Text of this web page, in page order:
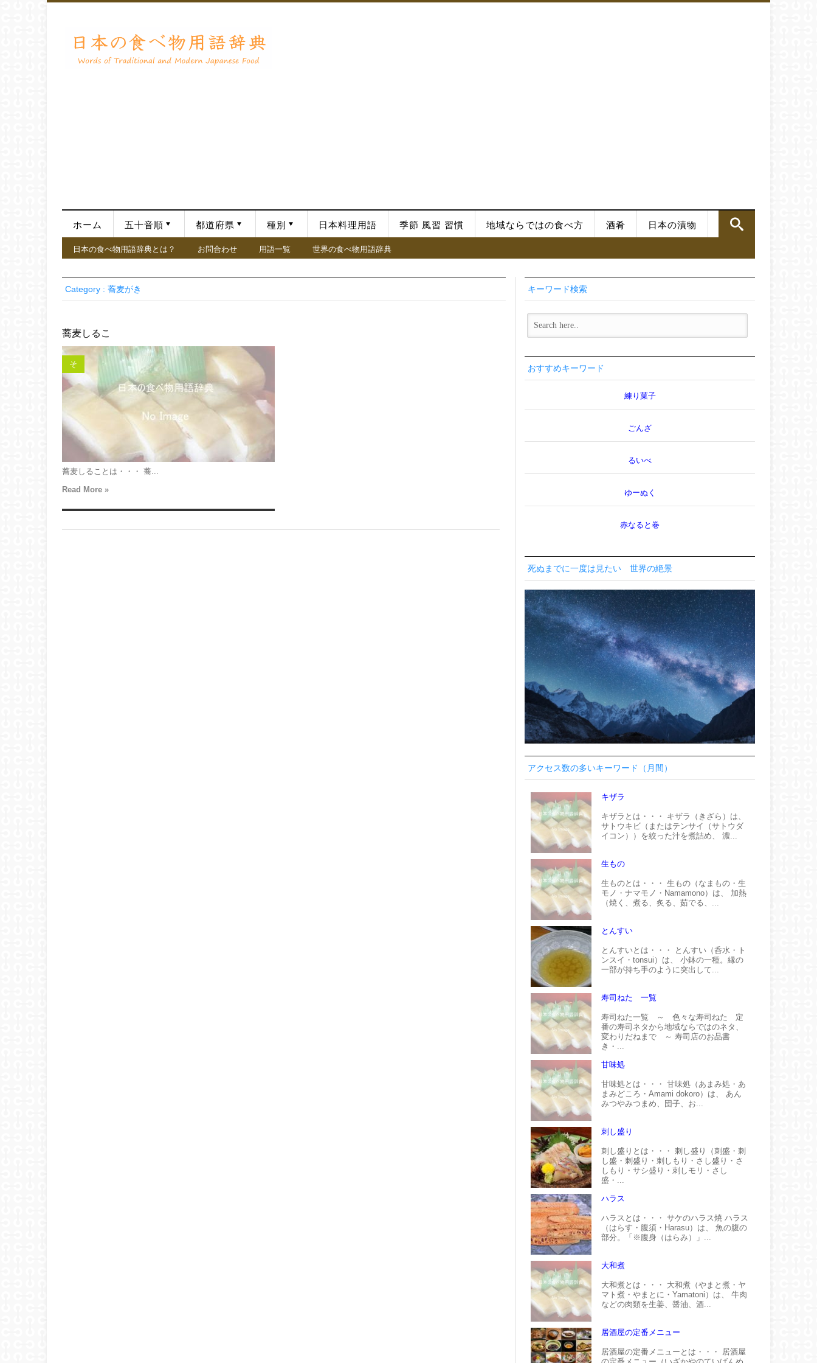
ホーム 五十音順 都道府県 種別 日本料理用語 季節 風習 習慣 地域ならではの食べ方 酒肴 日本の漬物
日本の食べ物用語辞典とは？ お問合わせ 用語一覧 世界の食べ物用語辞典
Category : 蕎麦がき
蕎麦しるこ
そ
蕎麦しることは・・・ 蕎...
Read More »
キーワード検索
おすすめキーワード
練り菓子
ごんざ
るいべ
ゆーぬく
赤なると巻
死ぬまでに一度は見たい 世界の絶景
アクセス数の多いキーワード（月間）
キザラ
キザラとは・・・ キザラ（きざら）は、
サトウキビ（またはテンサイ（サトウダ
イコン））を絞った汁を煮詰め、 濃...
生もの
生ものとは・・・ 生もの（なまもの・生
モノ・ナマモノ・Namamono）は、 加熱
（焼く、煮る、炙る、茹でる、...
とんすい
とんすいとは・・・ とんすい（呑水・ト
ンスイ・tonsui）は、 小鉢の一種。縁の
一部が持ち手のように突出して...
寿司ねた 一覧
寿司ねた一覧 ～ 色々な寿司ねた 定
番の寿司ネタから地域ならではのネタ、
変わりだねまで ～ 寿司店のお品書
き・...
甘味処
甘味処とは・・・ 甘味処（あまみ処・あ
まみどころ・Amami dokoro）は、 あん
みつやみつまめ、団子、お...
刺し盛り
刺し盛りとは・・・ 刺し盛り（刺盛・刺
し盛・刺盛り・刺しもり・さし盛り・さ
しもり・サシ盛り・刺しモリ・さし
盛・...
ハラス
ハラスとは・・・ サケのハラス焼 ハラス
（はらす・腹須・Harasu）は、 魚の腹の
部分。「※腹身（はらみ）」...
大和煮
大和煮とは・・・ 大和煮（やまと煮・ヤ
マト煮・やまとに・Yamatoni）は、 牛肉
などの肉類を生姜、醤油、酒...
居酒屋の定番メニュー
居酒屋の定番メニューとは・・・ 居酒屋
の定番メニュー（いざかやのていばんめ